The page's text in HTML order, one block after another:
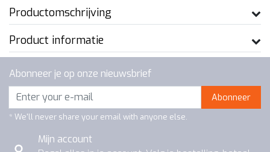
Productomschrijving
Product informatie
Abonneer je op onze nieuwsbrief
Abonneer
* We'll never share your email with anyone else.
Mijn account